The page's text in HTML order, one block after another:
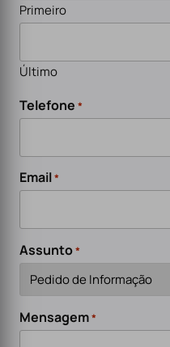
Primeiro
Último
Telefone *
Email*
Assunto*
Mensagem*